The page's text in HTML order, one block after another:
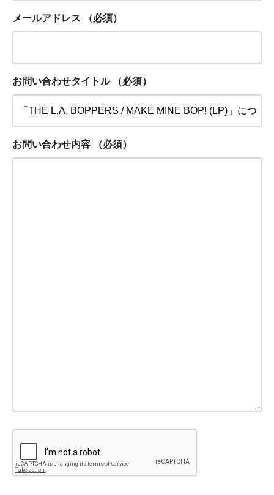
メールアドレス （必須）
お問い合わせタイトル （必須）
お問い合わせ内容 （必須）